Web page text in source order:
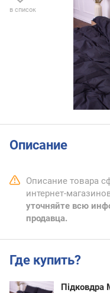
в список
Описание
Описание товара
интернет-
уточняйте всю
продавца.
Где купить?
Підковдра